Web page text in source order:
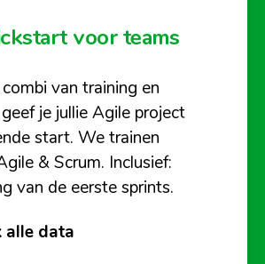
voor teams
van training en
je jullie Agile project
start. We trainen
& Scrum. Inclusief:
van de eerste sprints.
alle data